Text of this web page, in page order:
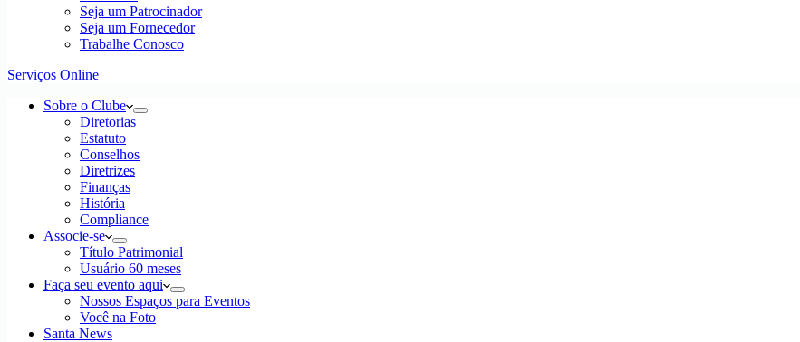
Seja um Patrocinador
Seja um Fornecedor
Trabalhe Conosco
Serviços Online
Sobre o Clube
Diretorias
Estatuto
Conselhos
Diretrizes
Finanças
História
Compliance
Associe-se
Título Patrimonial
Usuário 60 meses
Faça seu evento aqui
Nossos Espaços para Eventos
Você na Foto
Santa News